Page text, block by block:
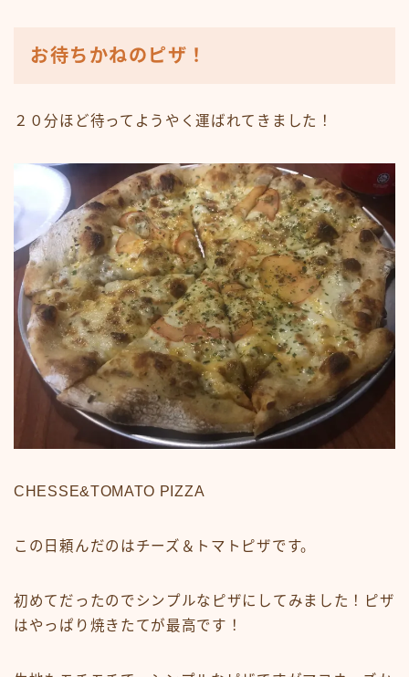
お待ちかねのピザ！
２０分ほど待ってようやく運ばれてきました！
CHESSE&TOMATO PIZZA
この日頼んだのはチーズ＆トマトピザです。
初めてだったのでシンプルなピザにしてみました！ピザ
はやっぱり焼きたてが最高です！